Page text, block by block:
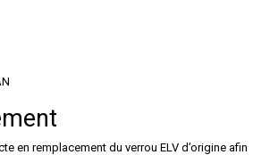
en remplacement du verrou ELV d’origine afin